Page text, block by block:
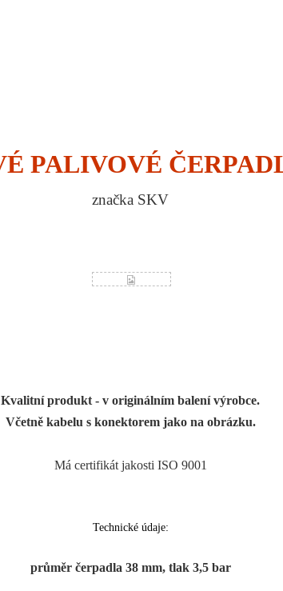
PALIVOVÉ
značka SKV
Kvalitní produkt - v originálním balení výrobce.
Včetně kabelu s konektorem jako na obrázku.
Má certifikát jakosti ISO 9001
Technické údaje:
průměr čerpadla 38 mm, tlak 3,5 bar